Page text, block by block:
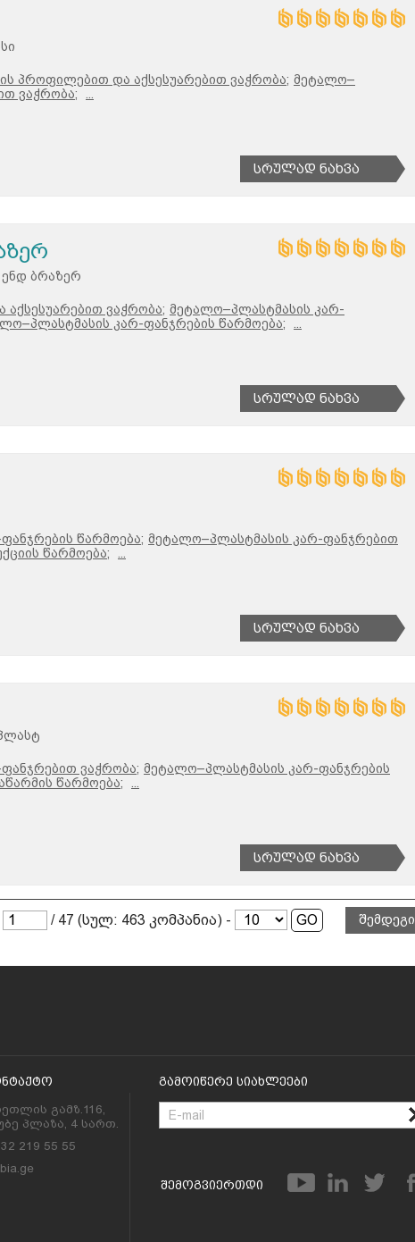
პროფილებით და აქსესუარებით ვაჭრობა; მეტალო–
ვაჭრობა;
Სრულად Ნახვა
ბრაზერ
ვაჭრობა; მეტალო–პლასტმასის კარ-
კარ-ფანჯრების წარმოება;
Სრულად Ნახვა
წარმოება; მეტალო–პლასტმასის კარ-ფანჯრებით
წარმოება;
Სრულად Ნახვა
ვაჭრობა; მეტალო–პლასტმასის კარ-ფანჯრების
წარმოება;
Სრულად Ნახვა
შემდეგი
/ 47 (სულ: 463 კომპანია) -
გამზ.116,
პლაზა, 4 სართ.
219 55 55
Გამოიწერე Სიახლეები
Შემოგვიერთდი